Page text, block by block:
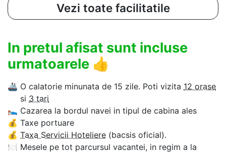
Vezi toate facilitatile
In pretul afisat sunt incluse
urmatoarele 👍
🚢 O calatorie minunata de 15 zile. Poti vizita 12 orase
si 3 tari
🛌 Cazarea la bordul navei in tipul de cabina ales
💰 Taxe portuare
💰 Taxa Servicii Hoteliere (bacsis oficial).
🍽 Mesele pe tot parcursul vacantei, in regim a la